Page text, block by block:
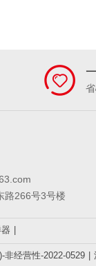
路266号3号楼
非经营性-2022-0529